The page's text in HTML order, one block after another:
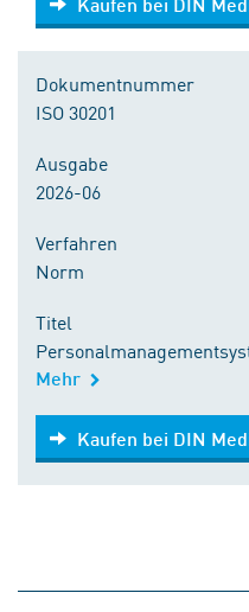
Dokumentnummer
ISO 30201
Ausgabe
2026-06
Verfahren
Norm
Titel
Mehr
Kaufen bei DIN Media
Kaufen bei DIN